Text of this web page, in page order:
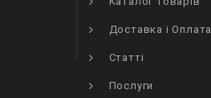
Доставка і Оплата
Статті
Послуги